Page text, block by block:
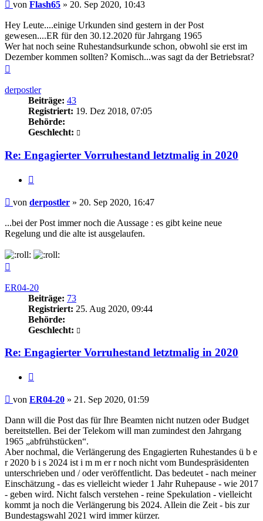
Beitrag
von Flash65 » 20. Sep 2020, 10:43
Hey Leute....einige Urkunden sind gestern in der Post
gewesen....ER für den 30.12.2020 für Jahrgang 1965
Wer hat noch seine Ruhestandsurkunde schon, obwohl sie erst im
Dezember kommen sollten? Komisch...was sagt da der Betriebsrat?
derpostler
Beiträge: 43
Registriert: 19. Dez 2018, 07:05
Behörde:
Geschlecht:
Re: Engagierter Vorruhestand letztmalig in 2020
Beitrag
von derpostler » 20. Sep 2020, 16:47
...bei der Post immer noch die Aussage : es gibt keine neue
Regelung und die alte ist ausgelaufen.
ER04-20
Beiträge: 73
Registriert: 25. Aug 2020, 09:44
Behörde:
Geschlecht:
Re: Engagierter Vorruhestand letztmalig in 2020
Beitrag
von ER04-20 » 21. Sep 2020, 01:59
Dann will die Post das für Ihre Beamten nicht nutzen oder Budget
bereitstellen. Bei der Telekom will man zumindest den Jahrgang
1965 „abfrühstücken“.
Aber nochmal, die Verlängerung des Engagierten Ruhestandes ü b e
r 2020 b i s 2024 ist i m m er r noch nicht vom Bundespräsidenten
unterschrieben und / oder veröffentlicht. Das bedeutet - nach meiner
Einschätzung - das es vielleicht wieder 1 Jahr Ruhepause - wie 2017
- geben wird. Nicht falsch verstehen - reine Spekulation - vielleicht
kommt ja noch die Verlängerung bis 2024. Allein die Zeit - bis zur
Bundestagswahl 2021 wird immer kürzer.